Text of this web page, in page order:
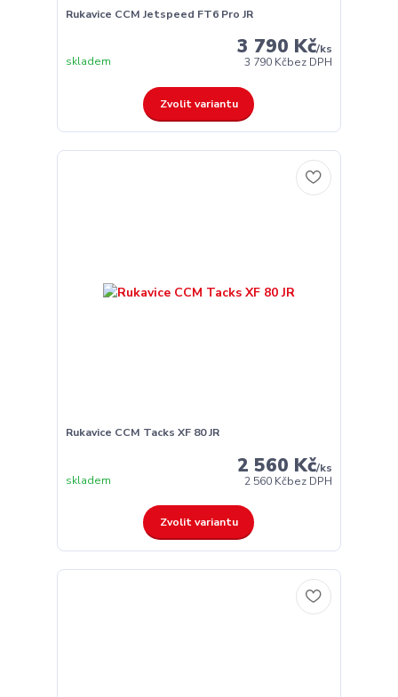
Rukavice CCM Jetspeed FT6 Pro JR
3 790 Kč/ks
3 790 Kčbez DPH
skladem
Zvolit variantu
Rukavice CCM Tacks XF 80 JR
2 560 Kč/ks
2 560 Kčbez DPH
skladem
Zvolit variantu